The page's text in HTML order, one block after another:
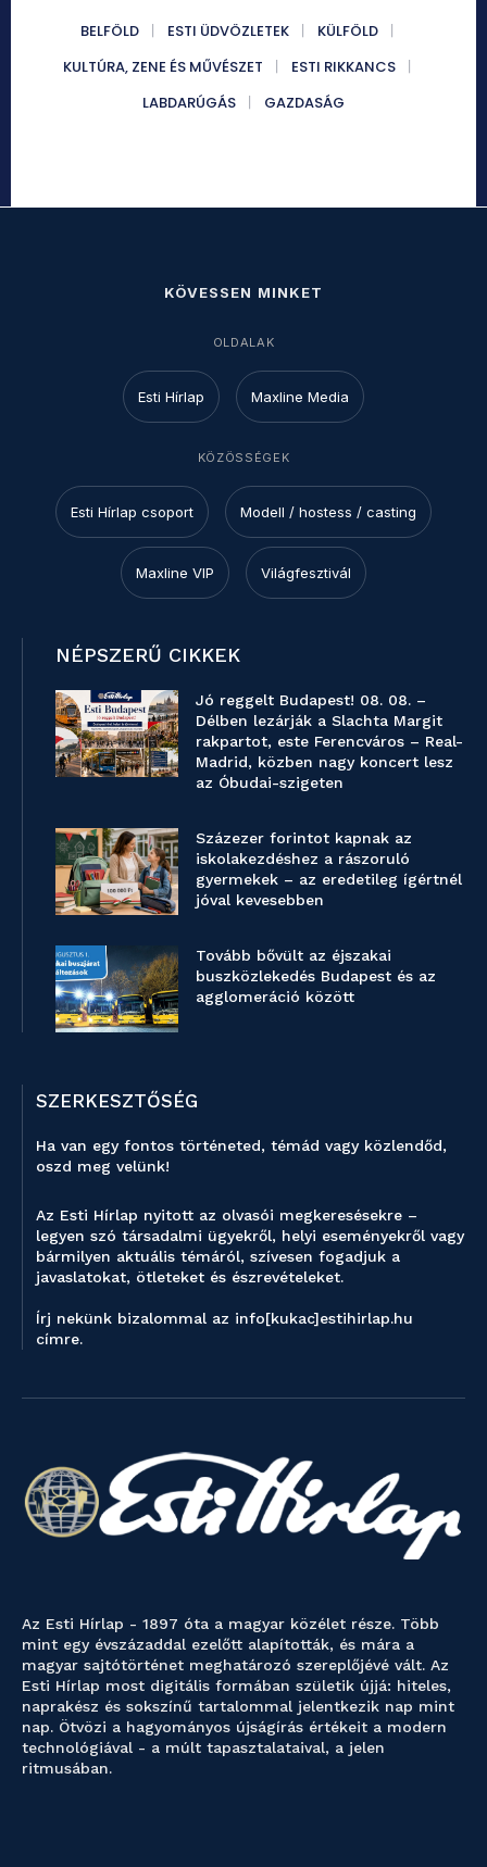
BELFÖLD ESTI ÜDVÖZLETEK
KÜLFÖLD
KULTÚRA, ZENE ÉS MŰVÉSZET
ESTI RIKKANCS
LABDARÚGÁS
GAZDASÁG
KÖVESSEN MINKET
OLDALAK
Esti Hírlap Maxline Media
KÖZÖSSÉGEK
Esti Hírlap csoport Modell / hostess / casting
Maxline VIP Világfesztivál
NÉPSZERŰ CIKKEK
Jó reggelt Budapest! 08. 08. –
Délben lezárják a Slachta Margit
rakpartot, este Ferencváros – Real-
Madrid, közben nagy koncert lesz
az Óbudai-szigeten
Százezer forintot kapnak az
iskolakezdéshez a rászoruló
gyermekek – az eredetileg ígértnél
jóval kevesebben
Tovább bővült az éjszakai
buszközlekedés Budapest és az
agglomeráció között
SZERKESZTŐSÉG
Ha van egy fontos történeted, témád vagy közlendőd,
oszd meg velünk!
Az Esti Hírlap nyitott az olvasói megkeresésekre –
legyen szó társadalmi ügyekről, helyi eseményekről vagy
bármilyen aktuális témáról, szívesen fogadjuk a
javaslatokat, ötleteket és észrevételeket.
Írj nekünk bizalommal az info[kukac]estihirlap.hu
címre.
Az Esti Hírlap - 1897 óta a magyar közélet része. Több
mint egy évszázaddal ezelőtt alapították, és mára a
magyar sajtótörténet meghatározó szereplőjévé vált. Az
Esti Hírlap most digitális formában születik újjá: hiteles,
naprakész és sokszínű tartalommal jelentkezik nap mint
nap. Ötvözi a hagyományos újságírás értékeit a modern
technológiával - a múlt tapasztalataival, a jelen
ritmusában.